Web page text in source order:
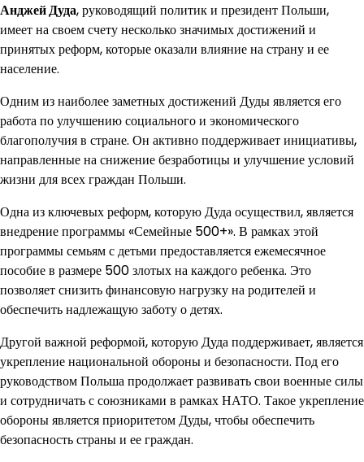
Анджей Дуда, руководящий политик и президент Польши,
имеет на своем счету несколько значимых достижений и
принятых реформ, которые оказали влияние на страну и ее
население.
Одним из наиболее заметных достижений Дуды является его
работа по улучшению социального и экономического
благополучия в стране. Он активно поддерживает инициативы,
направленные на снижение безработицы и улучшение условий
жизни для всех граждан Польши.
Одна из ключевых реформ, которую Дуда осуществил, является
внедрение программы «Семейные 500+». В рамках этой
программы семьям с детьми предоставляется ежемесячное
пособие в размере 500 злотых на каждого ребенка. Это
позволяет снизить финансовую нагрузку на родителей и
обеспечить надлежащую заботу о детях.
Другой важной реформой, которую Дуда поддерживает, является
укрепление национальной обороны и безопасности. Под его
руководством Польша продолжает развивать свои военные силы
и сотрудничать с союзниками в рамках НАТО. Такое укрепление
обороны является приоритетом Дуды, чтобы обеспечить
безопасность страны и ее граждан.